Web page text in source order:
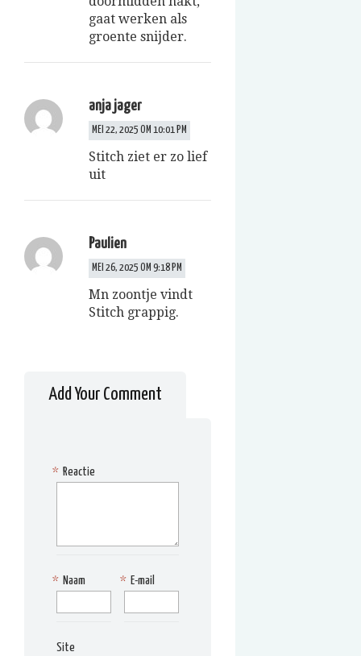
gaat werken als
groente snijder.
anja jager
MEI 22, 2025 OM 10:01 PM
Stitch ziet er zo lief
uit
Paulien
MEI 26, 2025 OM 9:18 PM
Mn zoontje vindt
Stitch grappig.
Add Your Comment
Reactie
*
Naam
* E-mail
*
Site